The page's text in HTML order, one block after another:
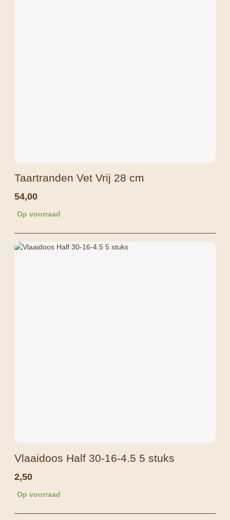
Taartranden Vet Vrij 28 cm
54,00
Op voorraad
Vlaaidoos Half 30-16-4.5 5 stuks
2,50
Op voorraad